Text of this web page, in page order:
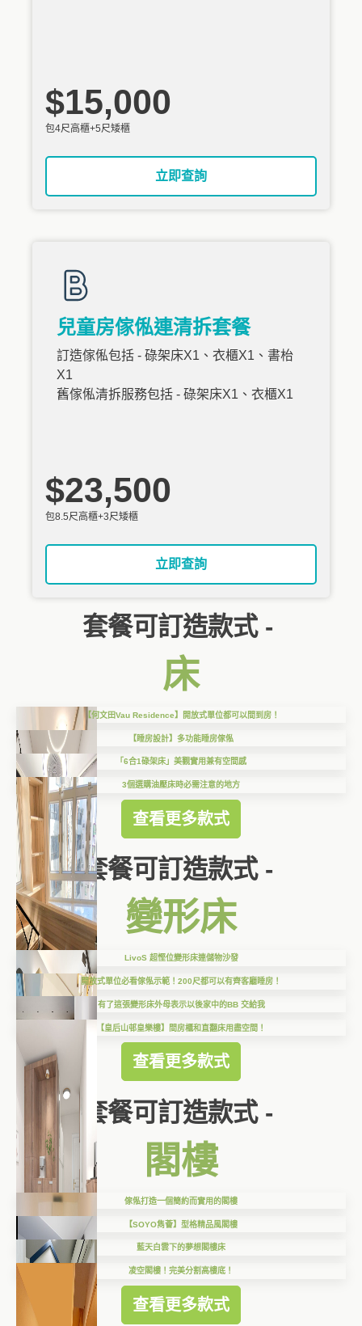
$15,000
包4尺高櫃+5尺矮櫃
立即查詢
兒童房傢俬連清拆套餐
訂造傢俬包括 - 碌架床X1、衣櫃X1、書枱
X1
舊傢俬清拆服務包括 - 碌架床X1、衣櫃X1
$23,500
包8.5尺高櫃+3尺矮櫃
立即查詢
套餐可訂造款式 -
床
【何文田Vau Residence】開放式單位都可以間到房！
【睡房設計】多功能睡房傢俬
「6合1碌架床」美觀實用兼有空間感
3個選購油壓床時必需注意的地方
查看更多款式
套餐可訂造款式 -
變形床
LivoS 超慳位變形床連儲物沙發
開放式單位必看傢俬示範！200尺都可以有齊客廳睡房！
有了這張變形床外母表示以後家中的BB 交給我
【皇后山邨皇樂樓】間房櫃和直翻床用盡空間！
查看更多款式
套餐可訂造款式 -
閣樓
傢俬打造一個簡約而實用的閣樓
【SOYO雋薈】型格精品風閣樓
藍天白雲下的夢想閣樓床
凌空閣樓！完美分割高樓底！
查看更多款式